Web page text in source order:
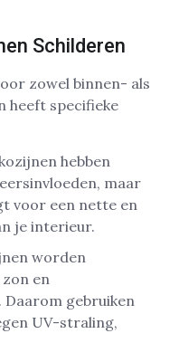
Schilderen
zowel binnen- als
heeft specifieke
hebben
maar
voor een nette en
je interieur.
worden
en
gebruiken
UV-straling,